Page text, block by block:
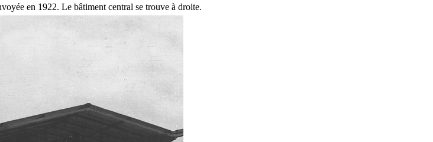
en 1922. Le bâtiment central se trouve à droite.